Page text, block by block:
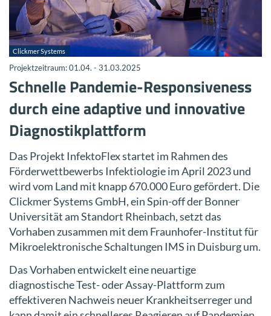
Clickmer Systems
Projektzeitraum: 01.04. - 31.03.2025
Schnelle Pandemie-Responsiveness
durch eine adaptive und innovative
Diagnostikplattform
Das Projekt InfektoFlex startet im Rahmen des
Förderwettbewerbs Infektiologie im April 2023 und
wird vom Land mit knapp 670.000 Euro gefördert. Die
Clickmer Systems GmbH, ein Spin-off der Bonner
Universität am Standort Rheinbach, setzt das
Vorhaben zusammen mit dem Fraunhofer-Institut für
Mikroelektronische Schaltungen IMS in Duisburg um.
Das Vorhaben entwickelt eine neuartige
diagnostische Test- oder Assay-Plattform zum
effektiveren Nachweis neuer Krankheitserreger und